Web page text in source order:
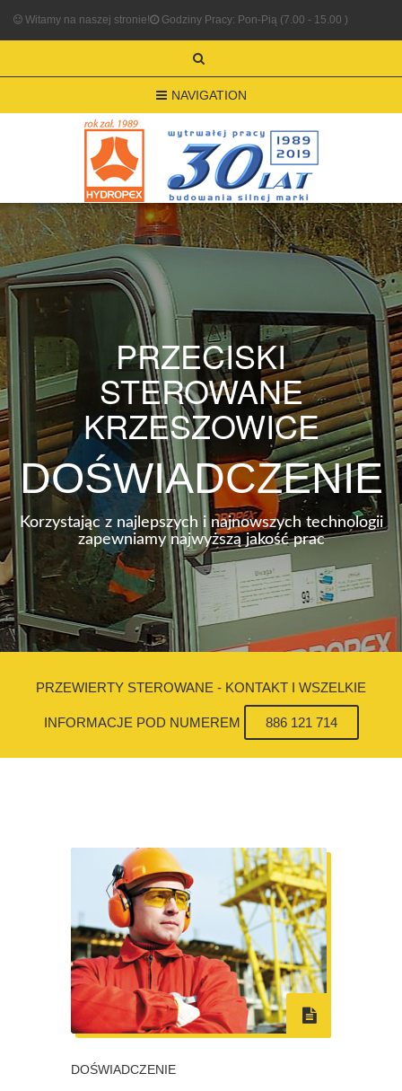
Witamy na naszej stronie! Godziny Pracy: Pon-Pią (7.00 - 15.00 )
NAVIGATION
PRZECISKI
STEROWANE
KRZESZOWICE
DOŚWIADCZENIE
Korzystając z najlepszych i najnowszych technologii
zapewniamy najwyższą jakość prac
PRZEWIERTY STEROWANE - KONTAKT I WSZELKIE
INFORMACJE POD NUMEREM 886 121 714
DOŚWIADCZENIE